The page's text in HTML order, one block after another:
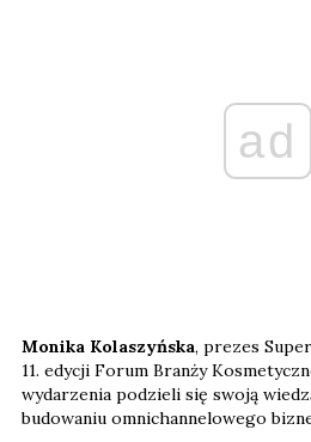
ad
Monika Kolaszyńska, prezes
11. edycji Forum Branży
wydarzenia podzieli się swoją
budowaniu omnichannelowego